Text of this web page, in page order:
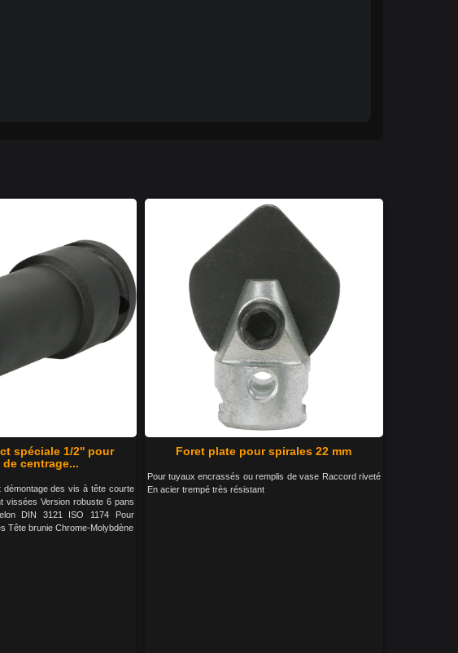
spéciale 1/2'' pour
centrage...
démontage des vis à tête courte
vissées Version robuste 6 pans
DIN 3121 ISO 1174 Pour
Tête brunie Chrome-Molybdène
Foret plate pour spirales 22 mm
Pour tuyaux encrassés ou remplis de vase Raccord riveté
En acier trempé très résistant